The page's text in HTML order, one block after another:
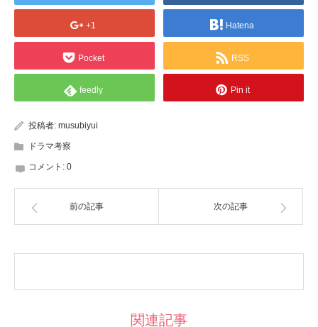
+1 Hatena
Pocket RSS
feedly Pin it
投稿者: musubiyui
ドラマ考察
コメント: 0
前の記事 次の記事
関連記事